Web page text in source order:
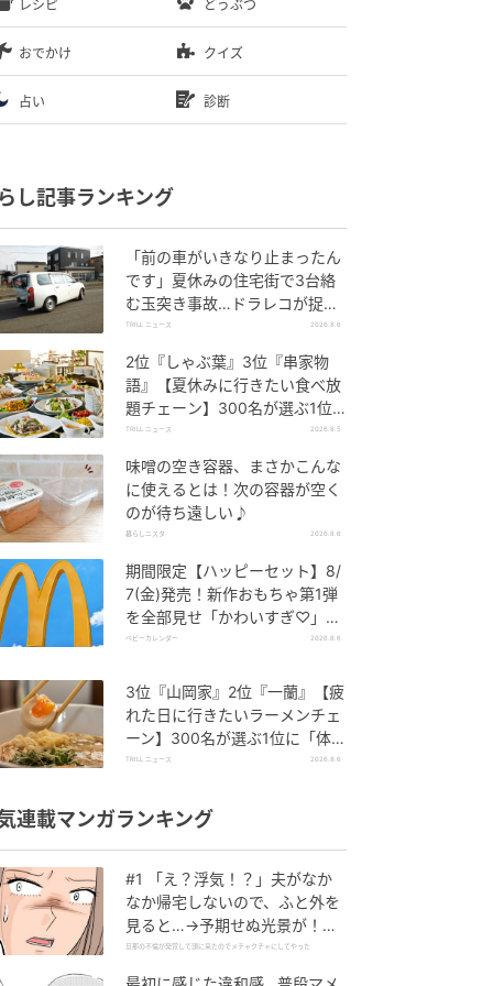
レシピ どうぶつ
おでかけ クイズ
占い 診断
し記事ランキング
「前の車がいきなり止まったん
です」夏休みの住宅街で3台絡
む玉突き事故…ドラレコが捉え
ていた“急ブレーキの理由”
TRILL ニュース 2026.8.6
2位『しゃぶ葉』3位『串家物
語』【夏休みに行きたい食べ放
題チェーン】300名が選ぶ1位
に「満足度が高い」「大人まで
TRILL ニュース 2026.8.5
味噌の空き容器、まさかこんな
に使えるとは！次の容器が空く
のが待ち遠しい♪
暮らしニスタ 2026.8.6
期間限定【ハッピーセット】8/
7(金)発売！新作おもちゃ第1弾
を全部見せ「かわいすぎ♡」
「絶対行く！」
ベビーカレンダー 2026.8.6
3位『山岡家』2位『一蘭』【疲
れた日に行きたいラーメンチェ
ーン】300名が選ぶ1位に「体
に染みわたる」「満足感と元気
TRILL ニュース 2026.8.6
連載マンガランキング
#1 「え？浮気！？」夫がなか
なか帰宅しないので、ふと外を
見ると…→予期せぬ光景が！｜
旦那の不倫が発覚して頭に来た
旦那の不倫が発覚して頭に来たのでメチャクチャにしてやった